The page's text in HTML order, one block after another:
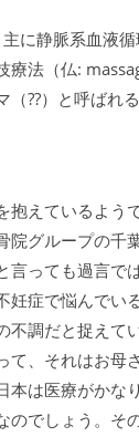
に静脈系血液
法（仏:
??）と呼ばれ
えているよう
グループの千
っても過言で
症で悩んでい
調だと捉えて
、それはお母
は医療がかな
でしょう。そ